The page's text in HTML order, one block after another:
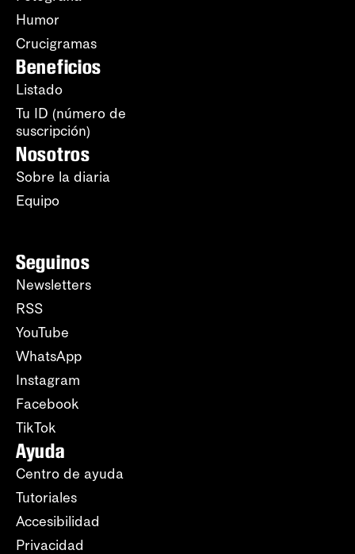
Humor
Crucigramas
Beneficios
Listado
Tu ID (número de
suscripción)
Nosotros
Sobre la diaria
Equipo
Seguinos
Newsletters
RSS
YouTube
WhatsApp
Instagram
Facebook
TikTok
Ayuda
Centro de ayuda
Tutoriales
Accesibilidad
Privacidad